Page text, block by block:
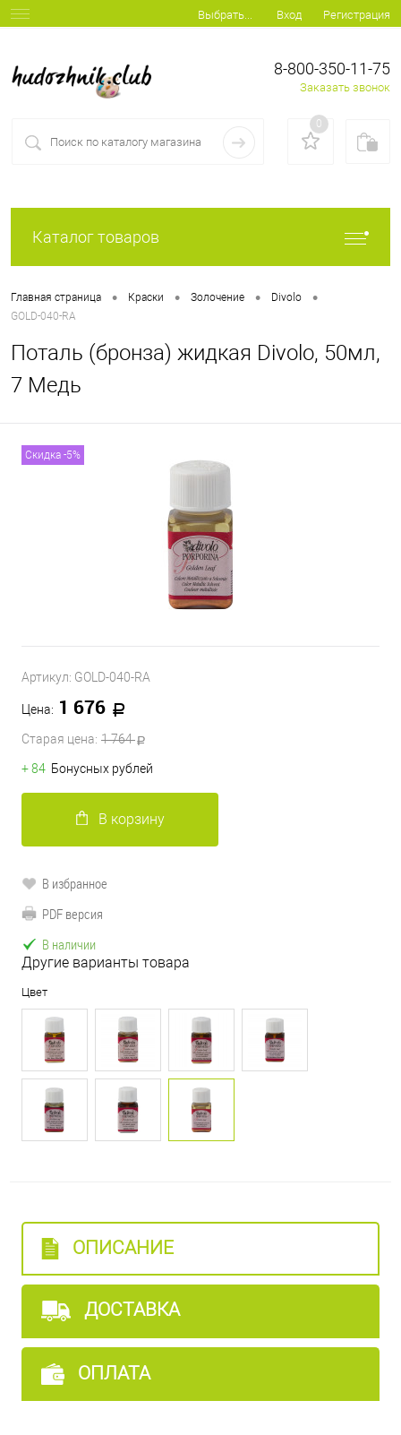
Выбрать... Вход Регистрация
8-800-350-11-75
Заказать звонок
0
Каталог товаров
Главная страница • Краски • Золочение • Divolo •
GOLD-040-RA
Поталь (бронза) жидкая Divolo, 50мл,
7 Медь
Скидка -5%
Артикул: GOLD-040-RA
Цена: 1 676
Старая цена: 1 764
+ 84 Бонусных рублей
В корзину
В избранное
PDF версия
В наличии
Другие варианты товара
Цвет
ОПИСАНИЕ
ДОСТАВКА
ОПЛАТА